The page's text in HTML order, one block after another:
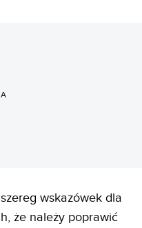
wskazówek dla
że należy poprawić